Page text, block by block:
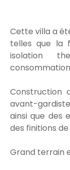
Cette villa a
telles que la
isolation
Construction
avant-
ainsi que des
des finitions
Grand terrain